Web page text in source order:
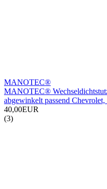
MANOTEC®
MANOTEC®
abgewinkelt passend
40,00EUR
(3)